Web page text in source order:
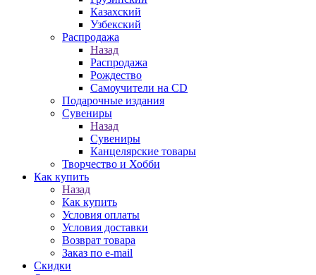
Казахский
Узбекский
Распродажа
Назад
Распродажа
Рождество
Самоучители на CD
Подарочные издания
Сувениры
Назад
Сувениры
Канцелярские товары
Творчество и Хобби
Как купить
Назад
Как купить
Условия оплаты
Условия доставки
Возврат товара
Заказ по e-mail
Скидки